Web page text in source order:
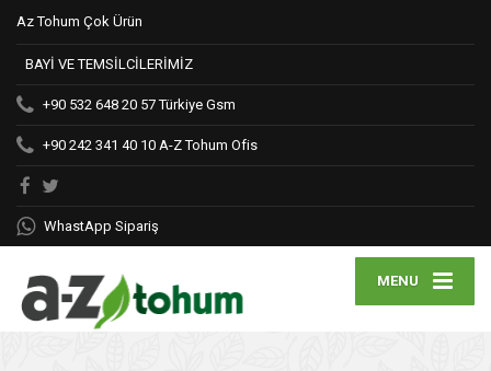
Az Tohum Çok Ürün
BAYİ VE TEMSİLCİLERİMİZ
+90 532 648 20 57 Türkiye Gsm
+90 242 341 40 10 A-Z Tohum Ofis
WhastApp Sipariş
MENU